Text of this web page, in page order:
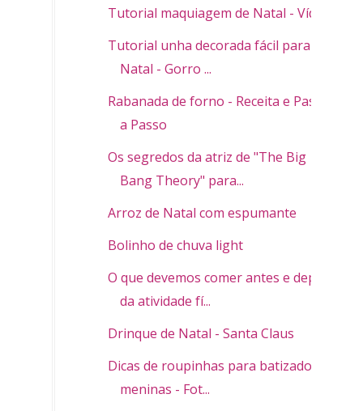
Tutorial maquiagem de Natal - Vídeo
Tutorial unha decorada fácil para o
Natal - Gorro ...
Rabanada de forno - Receita e Passo
a Passo
Os segredos da atriz de "The Big
Bang Theory" para...
Arroz de Natal com espumante
Bolinho de chuva light
O que devemos comer antes e depois
da atividade fí...
Drinque de Natal - Santa Claus
Dicas de roupinhas para batizado de
meninas - Fot...